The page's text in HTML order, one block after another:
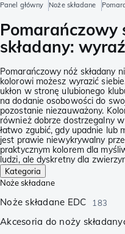
Panel główny Noże składane
Pomarańczowy
składany:
Pomarańczowy nóż składany
kolorowi możesz wyrazić
ukłon w stronę ulubionego
na dodanie osobowości do
pozostanie niezauważony.
również dobrze dostrzegalny
łatwo zgubić, gdy upadnie lub
jest prawie niewykrywalny
praktycznym kolorem dla
ludzi, ale dyskretny dla
Kategoria
Noże składane
Noże składane EDC 183
Akcesoria do noży